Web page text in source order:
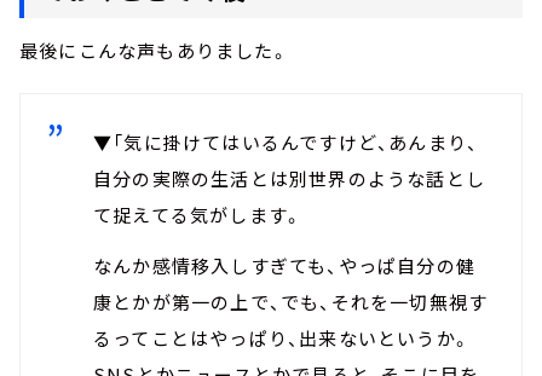
最後にこんな声もありました。
▼「気に掛けてはいるんですけど、あんまり、
自分の実際の生活とは別世界のような話とし
て捉えてる気がします。
なんか感情移入しすぎても、やっぱ自分の健
康とかが第一の上で、でも、それを一切無視す
るってことはやっぱり、出来ないというか。